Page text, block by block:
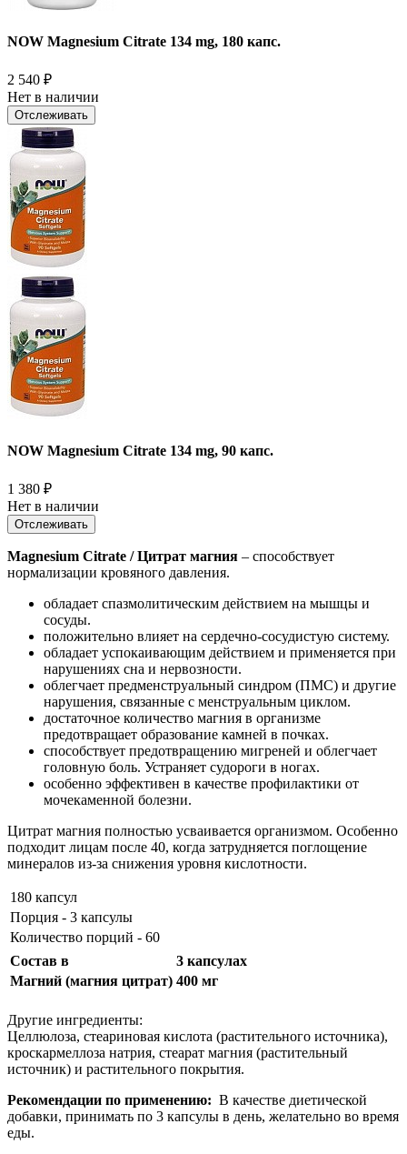
NOW Magnesium Citrate 134 mg, 180 капс.
2 540 ₽
Нет в наличии
Отслеживать
NOW Magnesium Citrate 134 mg, 90 капс.
1 380 ₽
Нет в наличии
Отслеживать
Magnesium Citrate / Цитрат магния – способствует
нормализации кровяного давления.
обладает спазмолитическим действием на мышцы и
сосуды.
положительно влияет на сердечно-сосудистую систему.
обладает успокаивающим действием и применяется при
нарушениях сна и нервозности.
облегчает предменструальный синдром (ПМС) и другие
нарушения, связанные с менструальным циклом.
достаточное количество магния в организме
предотвращает образование камней в почках.
способствует предотвращению мигреней и облегчает
головную боль. Устраняет судороги в ногах.
особенно эффективен в качестве профилактики от
мочекаменной болезни.
Цитрат магния полностью усваивается организмом. Особенно
подходит лицам после 40, когда затрудняется поглощение
минералов из-за снижения уровня кислотности.
180 капсул
Порция - 3 капсулы
Количество порций - 60
Состав в
3 капсулах
Магний (магния цитрат) 400 мг
Другие ингредиенты:
Целлюлоза, стеариновая кислота (растительного источника),
кроскармеллоза натрия, стеарат магния (растительный
источник) и растительного покрытия.
Рекомендации по применению: В качестве диетической
добавки, принимать по 3 капсулы в день, желательно во время
еды.